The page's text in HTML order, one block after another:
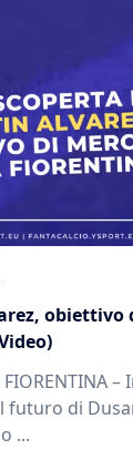
obiettivo
FIORENTINA
futuro di
...